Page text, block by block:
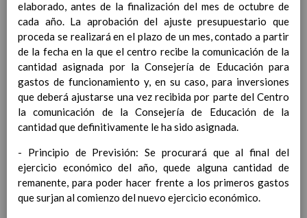
Ã¡rea y de
competencias
En revisiÃ³n
Ãrea de Ciencias de la
Naturaleza
Objetivos del Ã¡rea
ContribuciÃ³n del Ã¡rea a
las competencias clave
ConcreciÃ³n curricular
para la etapa. Perfiles de
Ã¡rea y de
competencias
En revisiÃ³n
Ãrea de Ciencias Sociales
Objetivos del Ã¡rea
elaborado, antes de la finalización del mes de octubre de
cada año. La aprobación del ajuste presupuestario que
proceda se realizará en el plazo de un mes, contado a partir
de la fecha en la que el centro recibe la comunicación de la
cantidad asignada por la Consejería de Educación para
gastos de funcionamiento y, en su caso, para inversiones
que deberá ajustarse una vez recibida por parte del Centro
la comunicación de la Consejería de Educación de la
cantidad que definitivamente le ha sido asignada.
- Principio de Previsión: Se procurará que al final del
ejercicio económico del año, quede alguna cantidad de
remanente, para poder hacer frente a los primeros gastos
que surjan al comienzo del nuevo ejercicio económico.